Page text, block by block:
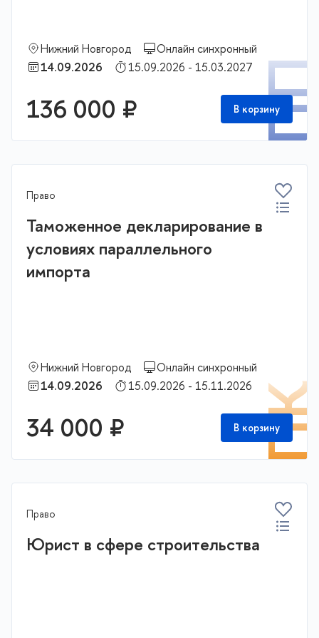
Нижний Новгород
Онлайн синхронный
14.09.2026
15.09.2026 - 15.03.2027
136 000 ₽ В корзину
Право
Таможенное декларирование в
условиях параллельного
импорта
Нижний Новгород
Онлайн синхронный
14.09.2026
15.09.2026 - 15.11.2026
34 000 ₽ В корзину
Право
Юрист в сфере строительства